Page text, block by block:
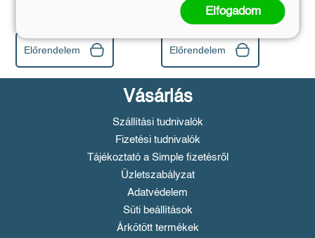
Előrendelem
Eredeti ár:
1 999 Ft
Bevezető ár:
1 799 Ft
Előrendelem
Vásárlás
Szállítási tudnivalók
Fizetési tudnivalók
Tájékoztató a Simple fizetésről
Üzletszabályzat
Adatvédelem
Süti beállítások
Árkötött termékek
Elfogadom